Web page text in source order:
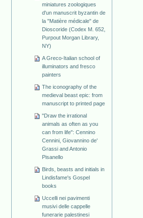
miniatures zoologiques
d'un manuscrit byzantin de
la "Matière médicale" de
Dioscoride (Codex M. 652,
Purpout Morgan Library,
NY)
A Greco-Italian school of
illuminators and fresco
painters
The iconography of the
medieval beast epic: from
manuscript to printed page
"Draw the irrational
animals as often as you
can from life": Cennino
Cennini, Giovannino de'
Grassi and Antonio
Pisanello
Birds, beasts and initials in
Lindisfame's Gospel
books
Uccelli nei pavimenti
musivi delle cappelle
funerarie palestinesi